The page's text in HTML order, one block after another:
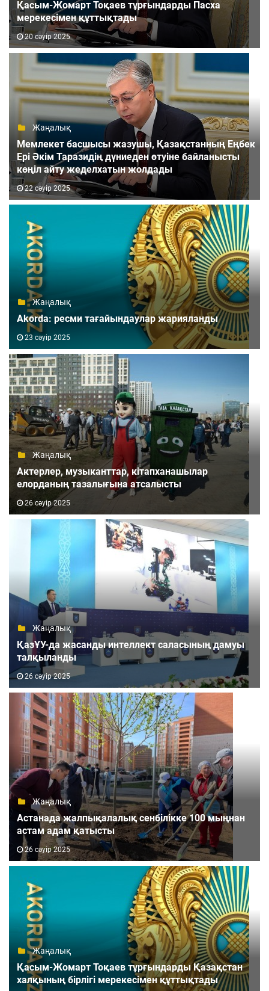
Қасым-Жомарт Тоқаев тұрғындарды Пасха
мерекесімен құттықтады
20 сәуір 2025
Жаңалық
Мемлекет басшысы жазушы, Қазақстанның Еңбек
Ері Әкім Таразидің дүниеден өтуіне байланысты
көңіл айту жеделхатын жолдады
22 сәуір 2025
Жаңалық
Akorda: ресми тағайындаулар жарияланды
23 сәуір 2025
Жаңалық
Актерлер, музыканттар, кітапханашылар
елорданың тазалығына атсалысты
26 сәуір 2025
Жаңалық
ҚазҰУ-да жасанды интеллект саласының дамуы
талқыланды
26 сәуір 2025
Жаңалық
Астанада жалпықалалық сенбілікке 100 мыңнан
астам адам қатысты
26 сәуір 2025
Жаңалық
Қасым-Жомарт Тоқаев тұрғындарды Қазақстан
халқының бірлігі мерекесімен құттықтады